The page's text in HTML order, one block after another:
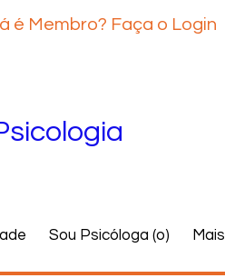
é Membro? Faça o Login
Sou Psicóloga (o) Mais